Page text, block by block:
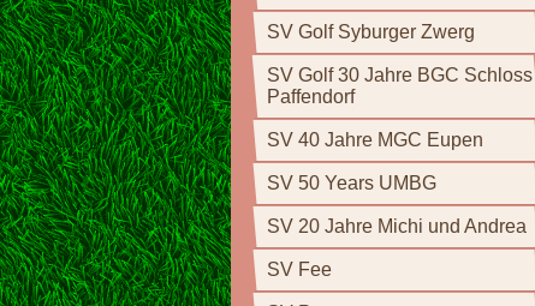
SV Golf Syburger Zwerg
SV Golf 30 Jahre BGC Schloss
Paffendorf
SV 40 Jahre MGC Eupen
SV 50 Years UMBG
SV 20 Jahre Michi und Andrea
SV Fee